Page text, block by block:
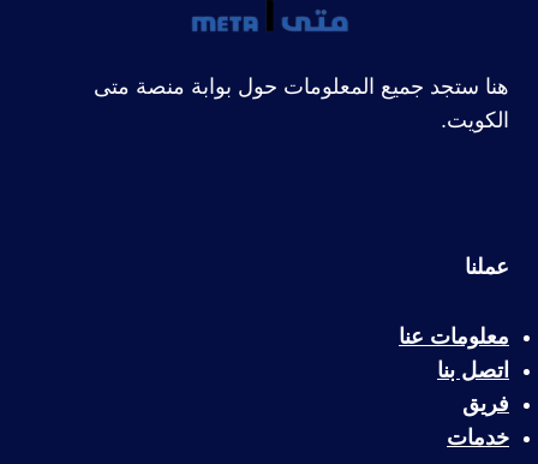
هنا ستجد جميع المعلومات حول بوابة منصة متى
الكويت.
عملنا
معلومات عنا
اتصل بنا
فريق
خدمات